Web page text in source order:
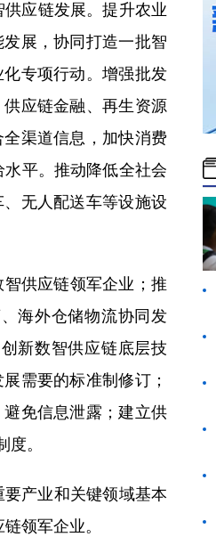
应链发展。提升农业
展，协同打造一批智
专项行动。增强批发
应链金融、再生资源
渠道信息，加快消费
平。推动降低全社会
无人配送车等设施设
供应链领军企业；推
海外仓储物流协同发
新数智供应链底层技
需要的标准制修订；
免信息泄露；建立供
度。
产业和关键领域基本
领军企业。